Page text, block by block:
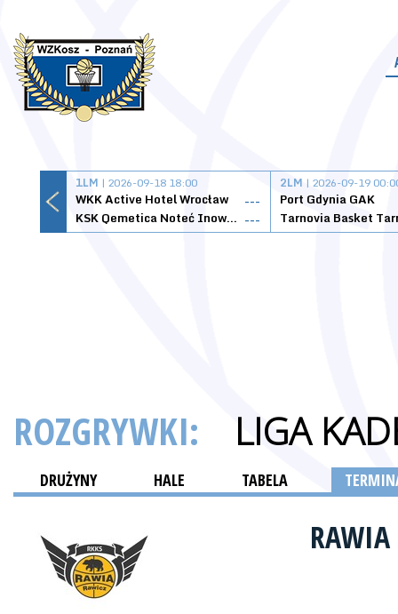
1LM | 2026-09-18 18:00
WKK Active Hotel Wrocław
---
KSK Qemetica Noteć Inowrocław ---
2LM | 2026-09-19
Port Gdynia GAK
ROZGRYWKI: LIGA
DRUŻYNY HALE TABELA